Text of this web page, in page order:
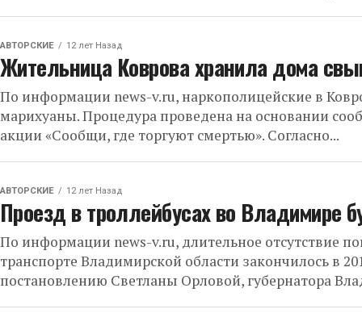
АВТОРСКИЕ 12 лет Назад
Жительница Коврова хранила дома
По информации news-v.ru, наркополицейские в
марихуаны. Процедура проведена на основании
акции «Сообщи, где торгуют смертью». Согласно...
АВТОРСКИЕ 12 лет Назад
Проезд в троллейбусах во Владимире
По информации news-v.ru, длительное отсутствие
транспорте Владимирской области закончилось в
постановлению Светланы Орловой, губернатора